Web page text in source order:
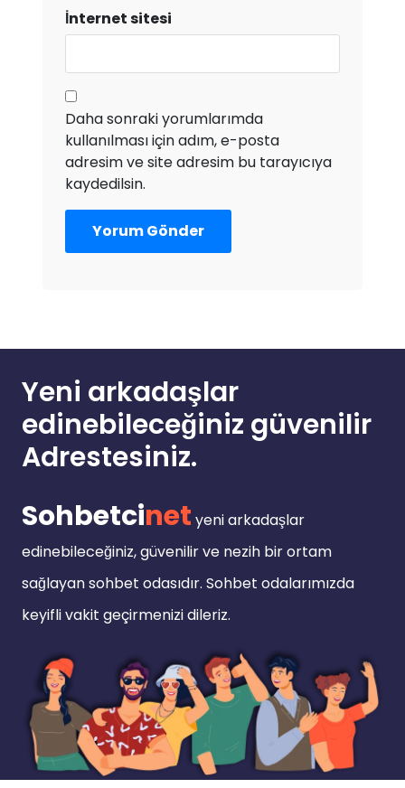
İnternet sitesi
Daha sonraki yorumlarımda
kullanılması için adım, e-posta
adresim ve site adresim bu tarayıcıya
kaydedilsin.
Yeni arkadaşlar
edinebileceğiniz güvenilir
Adrestesiniz.
Sohbetcinet yeni arkadaşlar
edinebileceğiniz, güvenilir ve nezih bir ortam
sağlayan sohbet odasıdır. Sohbet odalarımızda
keyifli vakit geçirmenizi dileriz.